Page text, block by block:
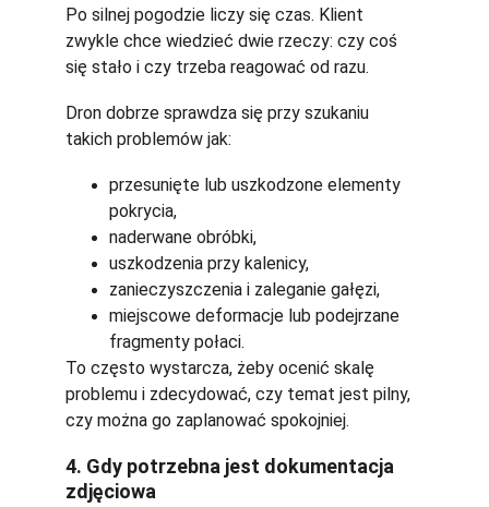
Po silnej pogodzie liczy się czas. Klient
zwykle chce wiedzieć dwie rzeczy: czy coś
się stało i czy trzeba reagować od razu.
Dron dobrze sprawdza się przy szukaniu
takich problemów jak:
przesunięte lub uszkodzone elementy
pokrycia,
naderwane obróbki,
uszkodzenia przy kalenicy,
zanieczyszczenia i zaleganie gałęzi,
miejscowe deformacje lub podejrzane
fragmenty połaci.
To często wystarcza, żeby ocenić skalę
problemu i zdecydować, czy temat jest pilny,
czy można go zaplanować spokojniej.
4. Gdy potrzebna jest dokumentacja
zdjęciowa